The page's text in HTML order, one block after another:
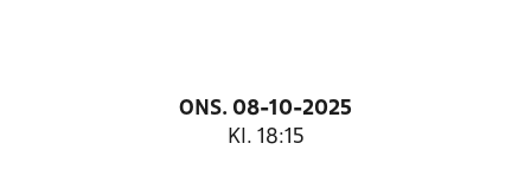
ONS. 08-10-2025
Kl. 18:15